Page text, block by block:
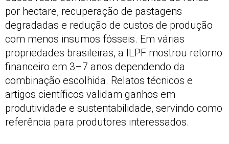
por hectare, recuperação de pastagens
degradadas e redução de custos de produção
com menos insumos fósseis. Em várias
propriedades brasileiras, a ILPF mostrou retorno
financeiro em 3–7 anos dependendo da
combinação escolhida. Relatos técnicos e
artigos científicos validam ganhos em
produtividade e sustentabilidade, servindo como
referência para produtores interessados.